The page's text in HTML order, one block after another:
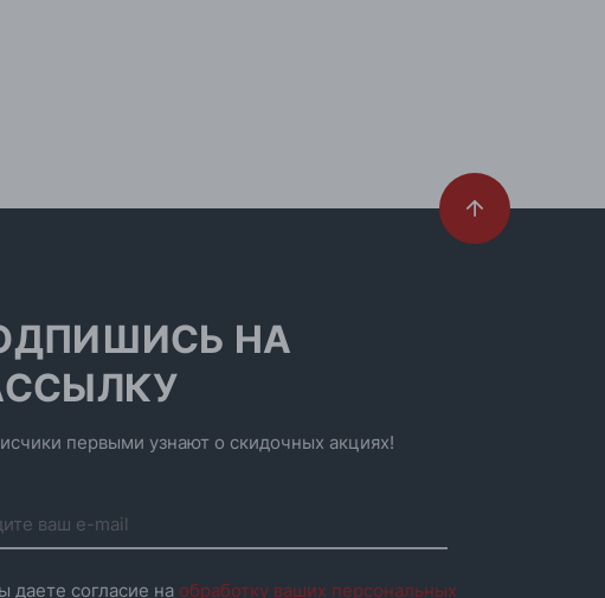
НА
первыми узнают о скидочных акциях!
даете согласие на обработку ваших персональных